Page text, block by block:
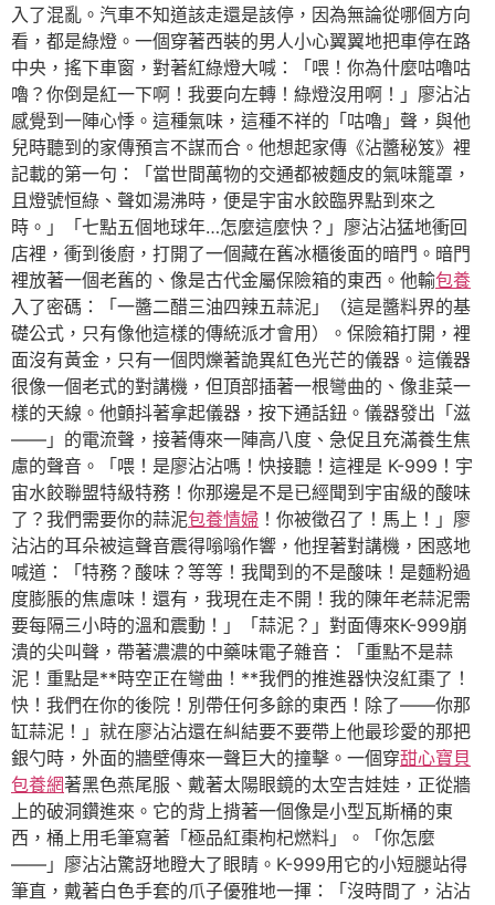
入了混亂。汽車不知道該走還是該停，因為無論從哪個方向
看，都是綠燈。一個穿著西裝的男人小心翼翼地把車停在路
中央，搖下車窗，對著紅綠燈大喊：「喂！你為什麼咕嚕咕
嚕？你倒是紅一下啊！我要向左轉！綠燈沒用啊！」廖沾沾
感覺到一陣心悸。這種氣味，這種不祥的「咕嚕」聲，與他
兒時聽到的家傳預言不謀而合。他想起家傳《沾醬秘笈》裡
記載的第一句：「當世間萬物的交通都被麵皮的氣味籠罩，
且燈號恒綠、聲如湯沸時，便是宇宙水餃臨界點到來之
時。」「七點五個地球年…怎麼這麼快？」廖沾沾猛地衝回
店裡，衝到後廚，打開了一個藏在舊冰櫃後面的暗門。暗門
裡放著一個老舊的、像是古代金屬保險箱的東西。他輸包養
入了密碼：「一醬二醋三油四辣五蒜泥」（這是醬料界的基
礎公式，只有像他這樣的傳統派才會用）。保險箱打開，裡
面沒有黃金，只有一個閃爍著詭異紅色光芒的儀器。這儀器
很像一個老式的對講機，但頂部插著一根彎曲的、像韭菜一
樣的天線。他顫抖著拿起儀器，按下通話鈕。儀器發出「滋
——」的電流聲，接著傳來一陣高八度、急促且充滿養生焦
慮的聲音。「喂！是廖沾沾嗎！快接聽！這裡是 K-999！宇
宙水餃聯盟特級特務！你那邊是不是已經聞到宇宙級的酸味
了？我們需要你的蒜泥包養情婦 ！你被徵召了！馬上！」廖
沾沾的耳朵被這聲音震得嗡嗡作響，他捏著對講機，困惑地
喊道：「特務？酸味？等等！我聞到的不是酸味！是麵粉過
度膨脹的焦慮味！還有，我現在走不開！我的陳年老蒜泥需
要每隔三小時的溫和震動！」「蒜泥？」對面傳來K-999崩
潰的尖叫聲，帶著濃濃的中藥味電子雜音：「重點不是蒜
泥！重點是**時空正在彎曲！**我們的推進器快沒紅棗了！
快！我們在你的後院！別帶任何多餘的東西！除了——你那
缸蒜泥！」就在廖沾沾還在糾結要不要帶上他最珍愛的那把
銀勺時，外面的牆壁傳來一聲巨大的撞擊。一個穿甜心寶貝
包養網著黑色燕尾服、戴著太陽眼鏡的太空吉娃娃，正從牆
上的破洞鑽進來。它的背上揹著一個像是小型瓦斯桶的東
西，桶上用毛筆寫著「極品紅棗枸杞燃料」。「你怎麼
——」廖沾沾驚訝地瞪大了眼睛。K-999用它的小短腿站得
筆直，戴著白色手套的爪子優雅地一揮：「沒時間了，沾沾